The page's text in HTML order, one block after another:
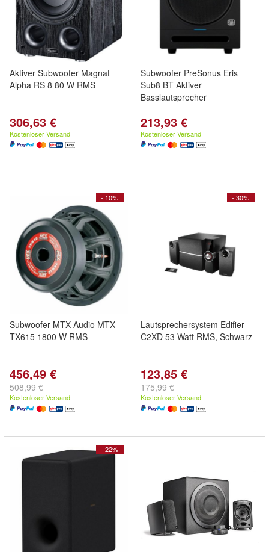
Aktiver Subwoofer Magnat
Alpha RS 8 80 W RMS
306,63 €
Kostenloser Versand
Subwoofer PreSonus Eris
Sub8 BT Aktiver
Basslautsprecher
213,93 €
Kostenloser Versand
- 10%
Subwoofer MTX-Audio MTX
TX615 1800 W RMS
456,49 €
508,99 €
Kostenloser Versand
- 30%
Lautsprechersystem Edifier
C2XD 53 Watt RMS, Schwarz
123,85 €
175,99 €
Kostenloser Versand
- 22%